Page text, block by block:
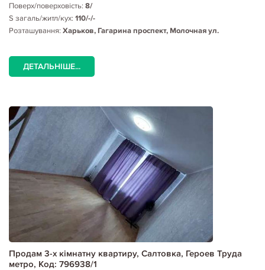
Поверх/поверховість: 8/
S загаль/житл/кух: 110/-/-
Розташування: Харьков, Гагарина проспект, Молочная ул.
ДЕТАЛЬНІШЕ...
Продам 3-х кімнатну квартиру, Салтовка, Героев Труда
метро, Код: 796938/1